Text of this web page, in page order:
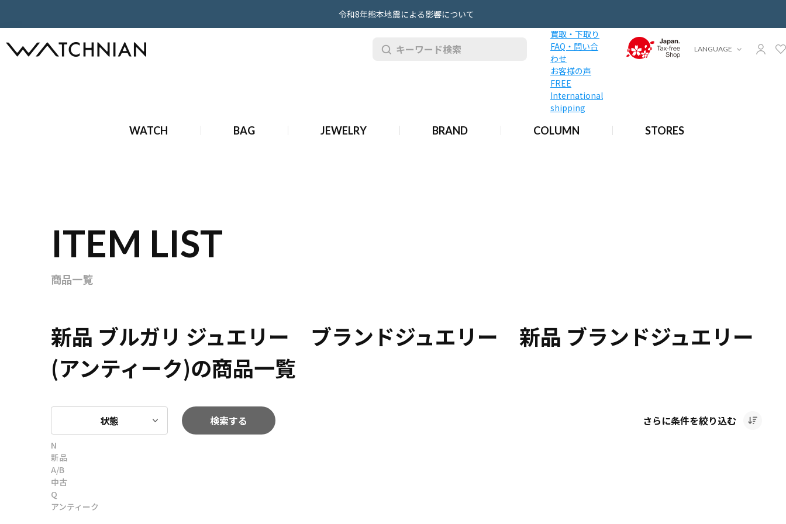
令和8年熊本地震による影響について
買取・下取り
FAQ・問い合
わせ
お客様の声
FREE
International
shipping
WATCH BAG JEWELRY BRAND COLUMN STORES
LANGUAGE
ITEM LIST
商品一覧
新品 ブルガリ ジュエリー ブランドジュエリー 新品 ブランドジュエリー
(アンティーク)の商品一覧
状態 検索する さらに条件を絞り込む
N
新品
A/B
中古
Q
アンティーク